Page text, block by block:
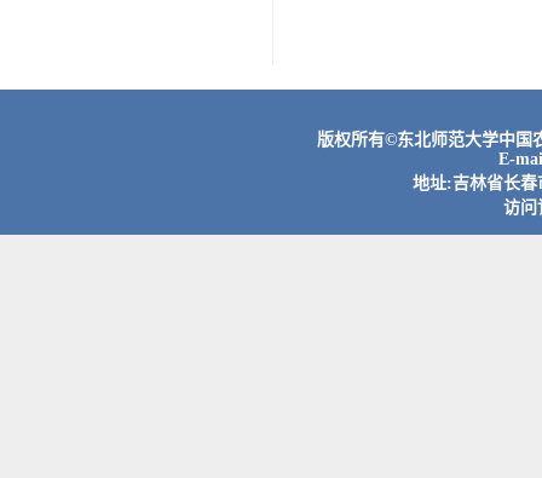
版权所有©东北师范大学中
E-
地址:吉林省长
访问